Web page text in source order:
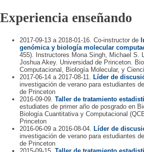
Experiencia enseñando
2017-09-13 a 2018-01-16. Co-instructor de
genómica y biología molecular
455). Instructores Mona Singh, Michael S.
Joshua Akey. Universidad de Princeton.
Computacional, Biología Molecular, y
2017-06-14 a 2017-08-11. Líder de
investigación de verano para estudiantes
de Princeton
2016-09-09. Taller de tratamiento
estudiates de primer año de posgrado en
Biología Cuantitativa y Computacional
Princeton
2016-06-09 a 2016-08-04. Líder de
investigación de verano para estudiantes
de Princeton